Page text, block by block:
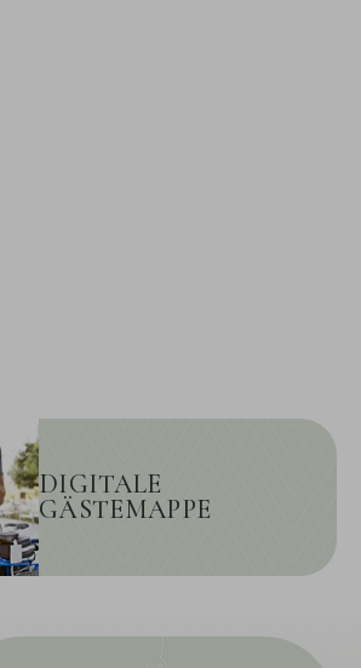
DIGITALE
GÄSTEMAPPE